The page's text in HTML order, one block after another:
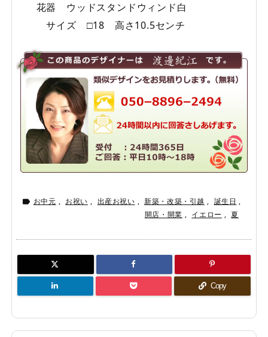
花器 ウッドスタンドウィンド白
サイズ □18 高さ10.5センチ
 お中元 , お祝い , 出産お祝い , 新築・改築・引越 , 誕生日 ,
開店・開業 , イエロー , 夏
Copy